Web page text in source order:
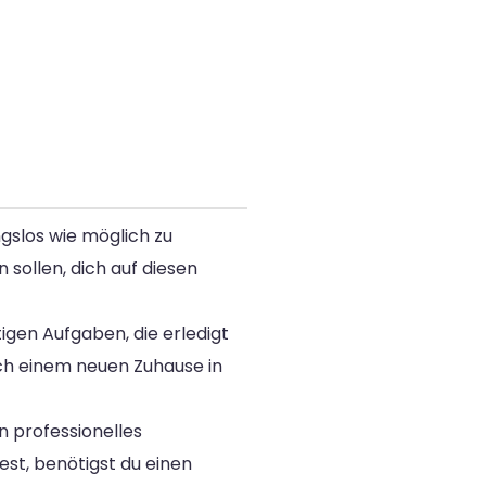
wie möglich zu
dich auf diesen
Aufgaben, die erledigt
einem neuen Zuhause in
professionelles
benötigst du einen